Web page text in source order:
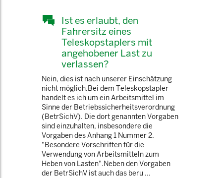
Ist es erlaubt, den
Fahrersitz eines
Teleskopstaplers mit
angehobener Last zu
verlassen?
Nein, dies ist nach unserer Einschätzung
nicht möglich.Bei dem Teleskopstapler
handelt es ich um ein Arbeitsmittel im
Sinne der Betriebssicherheitsverordnung
(BetrSichV). Die dort genannten Vorgaben
sind einzuhalten, insbesondere die
Vorgaben des Anhang 1 Nummer 2.
"Besondere Vorschriften für die
Verwendung von Arbeitsmitteln zum
Heben von Lasten".Neben den Vorgaben
der BetrSichV ist auch das beru ...